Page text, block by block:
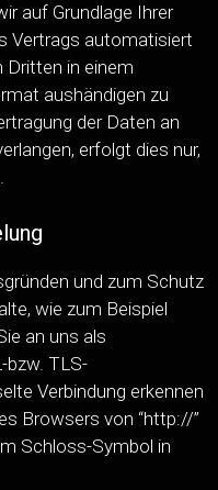
auf Grundlage Ihrer
Vertrags automatisiert
Dritten in einem
aushändigen zu
der Daten an
erfolgt dies nur,
und zum Schutz
wie zum Beispiel
an uns als
bzw. TLS-
Verbindung erkennen
Browsers von “http://”
Schloss-Symbol in